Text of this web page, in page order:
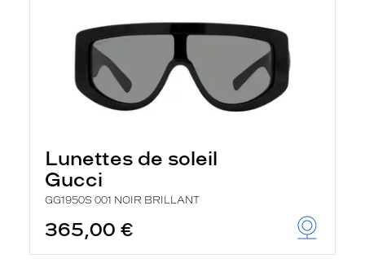
Lunettes de soleil
Gucci
GG1950S 001 NOIR BRILLANT
365,00 €